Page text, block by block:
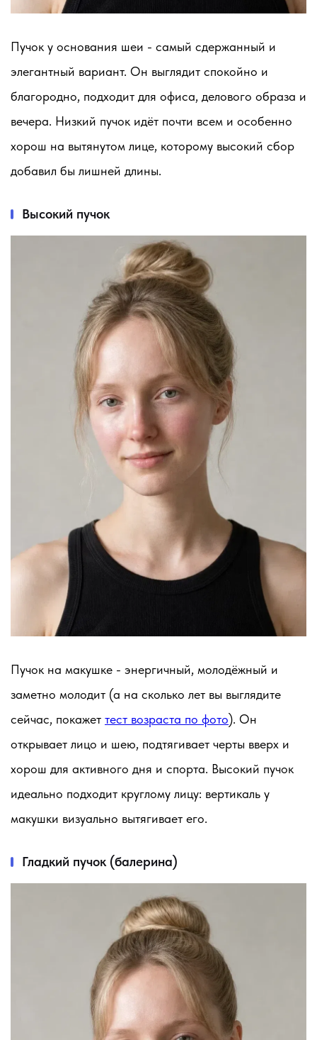
Пучок у основания шеи - самый сдержанный и
элегантный вариант. Он выглядит спокойно и
благородно, подходит для офиса, делового образа и
вечера. Низкий пучок идёт почти всем и особенно
хорош на вытянутом лице, которому высокий сбор
добавил бы лишней длины.
Высокий пучок
Пучок на макушке - энергичный, молодёжный и
заметно молодит (а на сколько лет вы выглядите
сейчас, покажет тест возраста по фото). Он
открывает лицо и шею, подтягивает черты вверх и
хорош для активного дня и спорта. Высокий пучок
идеально подходит круглому лицу: вертикаль у
макушки визуально вытягивает его.
Гладкий пучок (балерина)